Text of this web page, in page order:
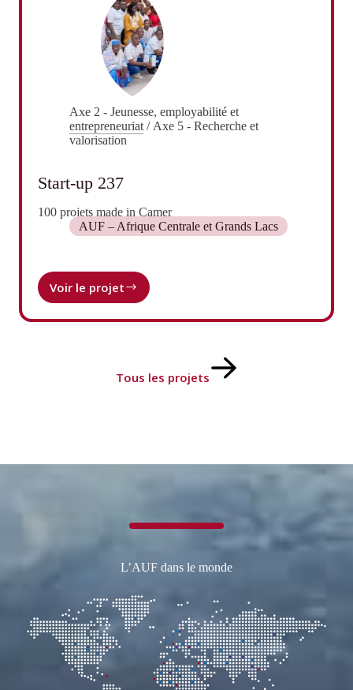
Axe 2 - Jeunesse, employabilité et
entrepreneuriat / Axe 5 - Recherche et
valorisation
Start-up 237
100 projets made in Camer
AUF – Afrique Centrale et Grands Lacs
Voir le projet
Start-
237
Tous les projets
L’AUF dans le monde